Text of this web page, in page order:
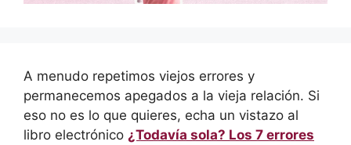
A menudo repetimos viejos errores y
permanecemos apegados a la vieja relación. Si
eso no es lo que quieres, echa un vistazo al
libro electrónico ¿Todavía sola? Los 7 errores